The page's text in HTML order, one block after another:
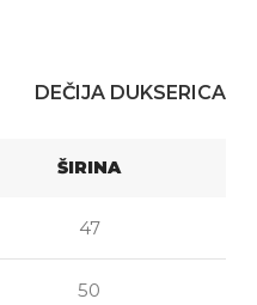
DEČIJA DUKSERICA
ŠIRINA
47
50